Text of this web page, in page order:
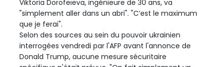
Viktoria Dorofeïeva, ingénieure de 30 ans, va
"simplement aller dans un abri". "C’est le maximum
que je ferai".
Selon des sources au sein du pouvoir ukrainien
interrogées vendredi par l'AFP avant l'annonce de
Donald Trump, aucune mesure sécuritaire